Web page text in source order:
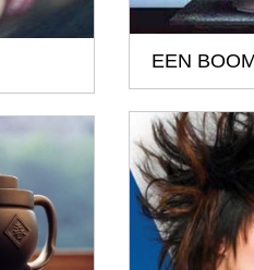
EEN